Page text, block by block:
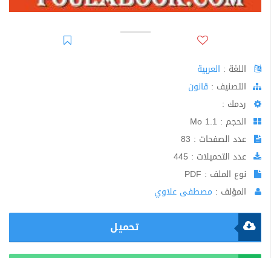
اللغة : العربية
اﻟﺘﺼﻨﻴﻒ : قانون
ردمك :
الحجم : 1.1 Mo
عدد الصفحات : 83
عدد التحميلات : 445
نوع الملف : PDF
المؤلف : مصطفى علاوي
تحميل